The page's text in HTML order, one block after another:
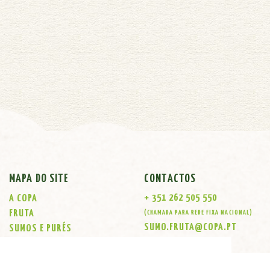
MAPA DO SITE
A COPA
FRUTA
SUMOS E PURÉS
CONTACTOS
+ 351 262 505 550
(CHAMADA PARA REDE FIXA NACIONAL)
SUMO.FRUTA@COPA.PT